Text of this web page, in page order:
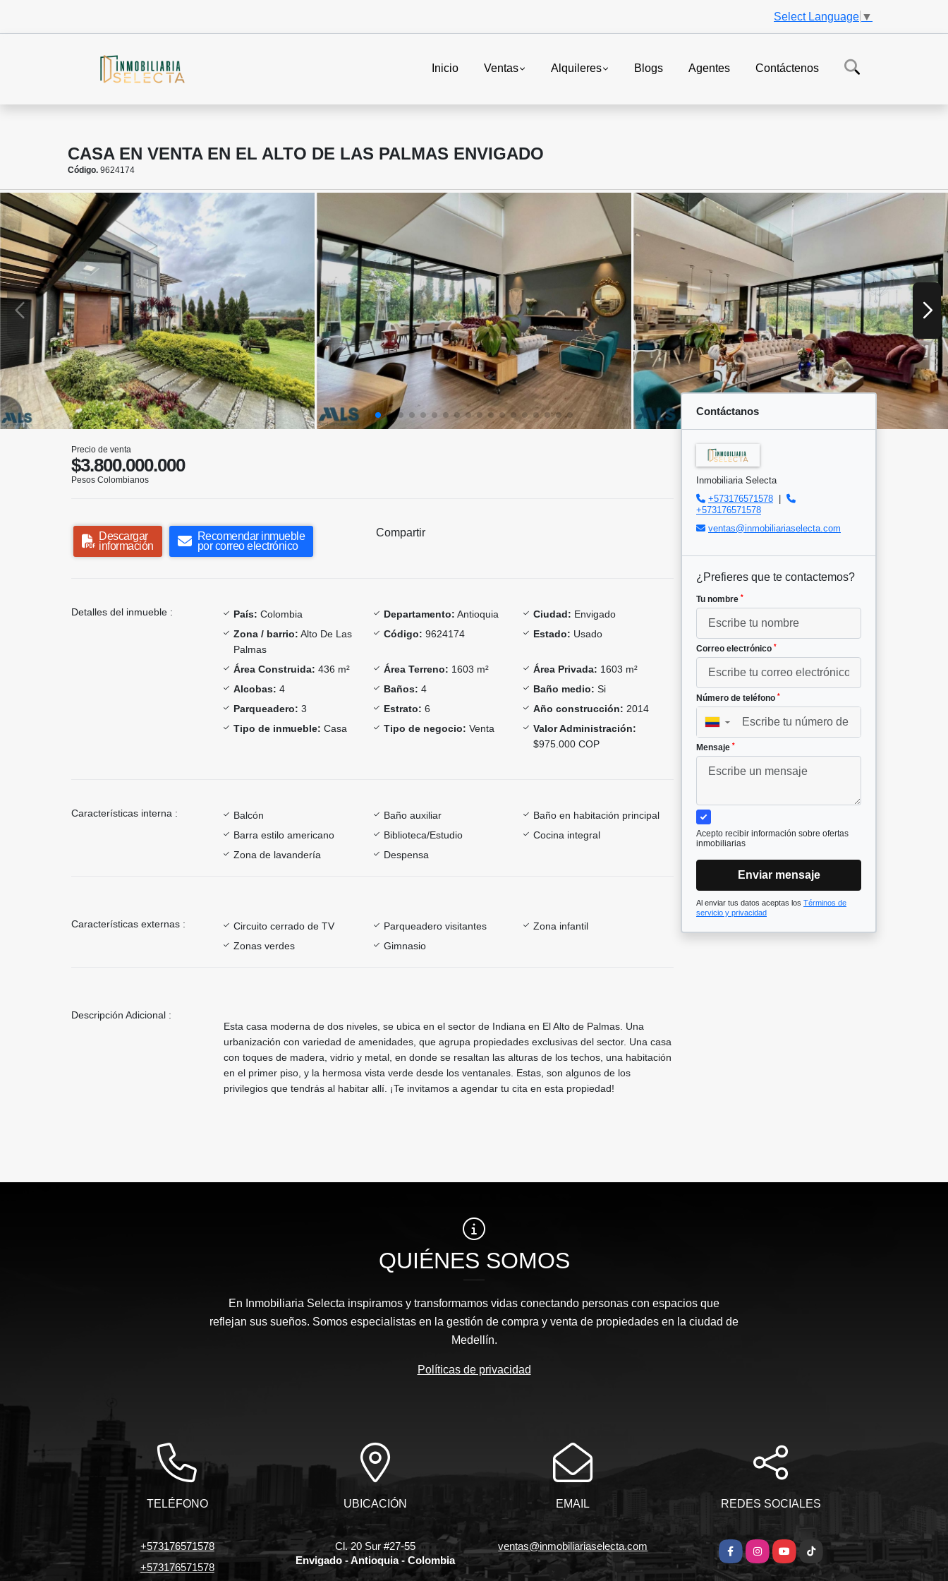
Select Language ▼
Inicio Ventas Alquileres Blogs Agentes Contáctenos
CASA EN VENTA EN EL ALTO DE LAS PALMAS ENVIGADO
Código. 9624174
Precio de venta
$3.800.000.000
Pesos Colombianos
Descargar
información
Recomendar inmueble
por correo electrónico
Compartir
Detalles del inmueble : País: Colombia Departamento: Antioquia Ciudad: Envigado
Zona / barrio: Alto De Las
Palmas
Código: 9624174 Estado: Usado
Área Construida: 436 m² Área Terreno: 1603 m² Área Privada: 1603 m²
Alcobas: 4 Baños: 4 Baño medio: Si
Parqueadero: 3 Estrato: 6 Año construcción: 2014
Tipo de inmueble: Casa Tipo de negocio: Venta
Valor Administración:
$975.000 COP
Características interna : Balcón Baño auxiliar
Baño en habitación principal
Barra estilo americano
Biblioteca/Estudio
Cocina integral
Zona de lavandería
Despensa
Características externas : Circuito cerrado de TV Parqueadero visitantes
Zona infantil
Zonas verdes
Gimnasio
Descripción Adicional :
Esta casa moderna de dos niveles, se ubica en el sector de Indiana en El Alto de Palmas. Una
urbanización con variedad de amenidades, que agrupa propiedades exclusivas del sector. Una casa
con toques de madera, vidrio y metal, en donde se resaltan las alturas de los techos, una habitación
en el primer piso, y la hermosa vista verde desde los ventanales. Estas, son algunos de los
privilegios que tendrás al habitar allí. ¡Te invitamos a agendar tu cita en esta propiedad!
Contáctanos
Inmobiliaria Selecta
+573176571578
+573176571578
ventas@inmobiliariaselecta.com
¿Prefieres que te contactemos?
Tu nombre *
Correo electrónico *
Número de teléfono *
▼
Mensaje *
Acepto recibir información sobre ofertas
inmobiliarias
Enviar mensaje
Al enviar tus datos aceptas los Términos de
servicio y privacidad
QUIÉNES SOMOS
En Inmobiliaria Selecta inspiramos y transformamos vidas conectando personas con espacios que
reflejan sus sueños. Somos especialistas en la gestión de compra y venta de propiedades en la ciudad de
Medellín.
Políticas de privacidad
TELÉFONO
+573176571578
+573176571578
UBICACIÓN
Cl. 20 Sur #27-55
Envigado - Antioquia - Colombia
EMAIL
ventas@inmobiliariaselecta.com
REDES SOCIALES
FacebookInstagramYouTubeTikTok